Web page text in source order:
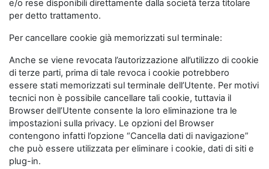
e/o rese disponibili direttamente dalla società terza titolare
per detto trattamento.
Per cancellare cookie già memorizzati sul terminale:
Anche se viene revocata l’autorizzazione all’utilizzo di cookie
di terze parti, prima di tale revoca i cookie potrebbero
essere stati memorizzati sul terminale dell’Utente. Per motivi
tecnici non è possibile cancellare tali cookie, tuttavia il
Browser dell’Utente consente la loro eliminazione tra le
impostazioni sulla privacy. Le opzioni del Browser
contengono infatti l’opzione “Cancella dati di navigazione”
che può essere utilizzata per eliminare i cookie, dati di siti e
plug-in.